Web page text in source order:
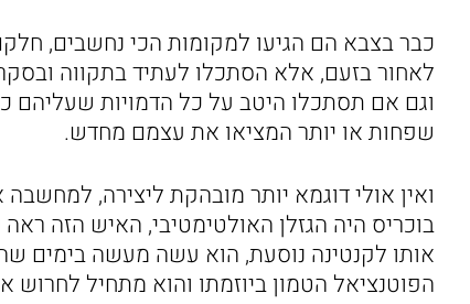
כבר בצבא הם הגיעו למקומות הכי נחשבים,
לאחור בזעם, אלא הסתכלו לעתיד בתקווה
וגם אם תסתכלו היטב על כל הדמויות
שפחות או יותר המציאו את עצמם מחדש.
ואין אולי דוגמא יותר מובהקת ליצירה,
בוכריס היה הגזלן האולטימטיבי, האיש הזה
אותו לקנטינה נוסעת, הוא עשה מעשה בימים
הפוטנציאל הטמון ביוזמתו והוא מתחיל